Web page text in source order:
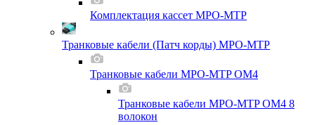
Комплектация кассет MPO-MTP
Транковые кабели (Патч корды) MPO-MTP
Транковые кабели MPO-MTP OM4
Транковые кабели MPO-MTP OM4 8
волокон